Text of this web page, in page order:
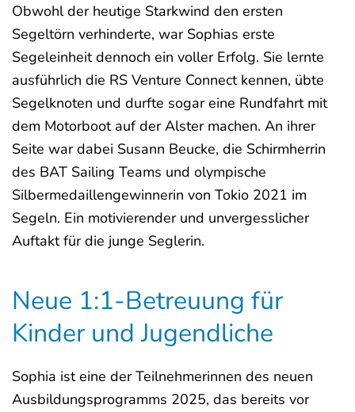
Obwohl der heutige Starkwind den ersten
Segeltörn verhinderte, war Sophias erste
Segeleinheit dennoch ein voller Erfolg. Sie lernte
ausführlich die RS Venture Connect kennen, übte
Segelknoten und durfte sogar eine Rundfahrt mit
dem Motorboot auf der Alster machen. An ihrer
Seite war dabei Susann Beucke, die Schirmherrin
des BAT Sailing Teams und olympische
Silbermedaillengewinnerin von Tokio 2021 im
Segeln. Ein motivierender und unvergesslicher
Auftakt für die junge Seglerin.
Neue 1:1-Betreuung für
Kinder und Jugendliche
Sophia ist eine der Teilnehmerinnen des neuen
Ausbildungsprogramms 2025, das bereits vor